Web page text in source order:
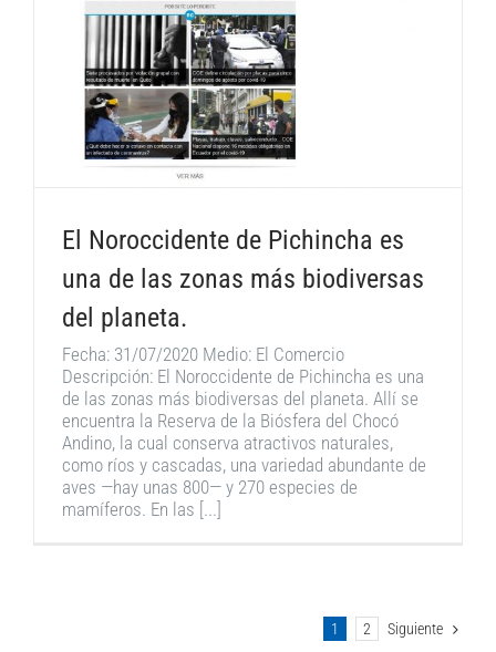
El Noroccidente de Pichincha es
una de las zonas más biodiversas
del planeta.
Fecha: 31/07/2020 Medio: El Comercio
Descripción: El Noroccidente de Pichincha es una
de las zonas más biodiversas del planeta. Allí se
encuentra la Reserva de la Biósfera del Chocó
Andino, la cual conserva atractivos naturales,
como ríos y cascadas, una variedad abundante de
aves —hay unas 800— y 270 especies de
mamíferos. En las [...]
1 2 Siguiente